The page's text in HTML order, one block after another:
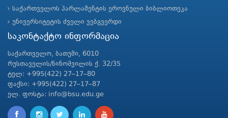
საქართველოს პარლამენტის ეროვნული ბიბლიოთეკა
უნივერსიტეტის ძველი ვებგვერდი
საკონტაქტო ინფორმაცია
საქართველო, ბათუმი, 6010
რუსთაველის/ნინოშვილის ქ. 32/35
ტელ: +995(422) 27–17–80
ფაქსი: +995(422) 27–17–87
ელ. ფოსტა: info@bsu.edu.ge